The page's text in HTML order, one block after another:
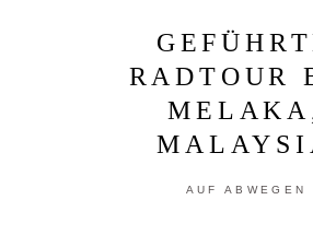
RADTOUR
AUF ABWEGEN